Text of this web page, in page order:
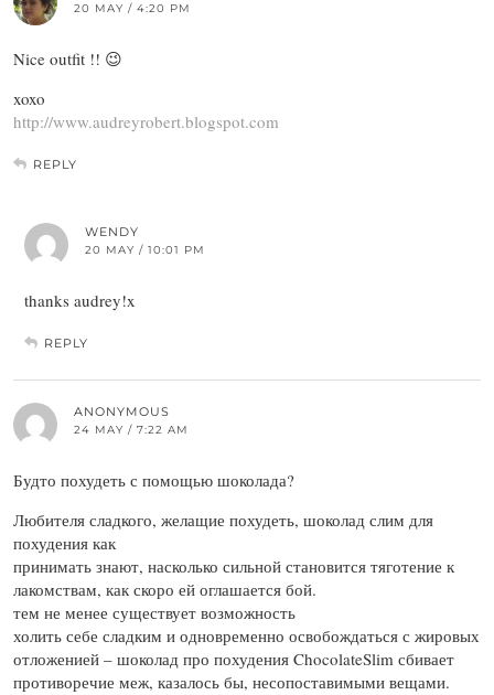
20 MAY / 4:20 PM
Nice outfit !! 😉
xoxo
http://www.audreyrobert.blogspot.com
REPLY
WENDY
20 MAY / 10:01 PM
thanks audrey!x
REPLY
ANONYMOUS
24 MAY / 7:22 AM
Будто похудеть с помощью шоколада?
Любителя сладкого, желащие похудеть, шоколад слим для
похудения как
принимать знают, насколько сильной становится тяготение к
лакомствам, как скоро ей оглашается бой.
тем не менее существует возможность
холить себе сладким и одновременно освобождаться с жировых
отложенией – шоколад про похудения ChocolateSlim сбивает
противоречие меж, казалось бы, несопоставимыми вещами.